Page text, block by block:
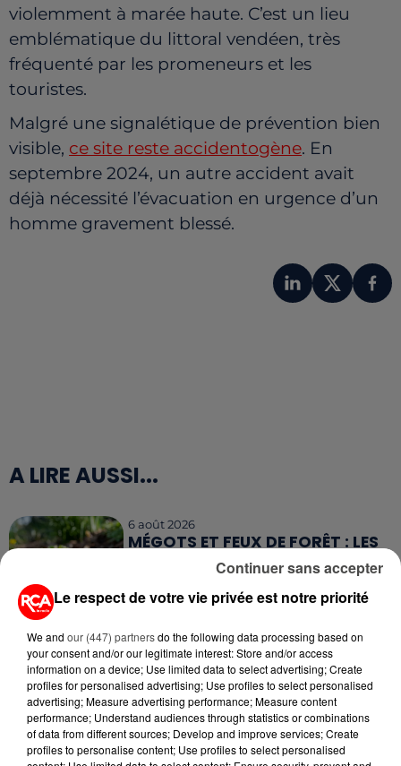
violemment à marée haute. C’est un lieu
emblématique du littoral vendéen, très
fréquenté par les promeneurs et les
touristes.
Malgré une signalétique de prévention bien
visible, ce site reste accidentogène. En
septembre 2024, un autre accident avait
déjà nécessité l’évacuation en urgence d’un
homme gravement blessé.
A LIRE AUSSI...
6 août 2026
MÉGOTS ET FEUX DE FORÊT : LES
INDUSTRIELS DU TABAC BIENTÔT
CANICULE : POURQUOI LES
BOUTEILLES D'EAU
DISPARAISSENT DES RAYONS...
5 août 2026
MANGER SAINEMENT COÛTE 25 %
PLUS CHER QU'IL Y A CINQ ANS,
Le respect de votre vie privée est notre priorité
We and our (447) partnersdo the following data processing based on
your consent and/or our legitimate interest: Store and/or access
information on a device; Use limited data to select advertising; Create
profiles for personalised advertising; Use profiles to select personalised
advertising; Measure advertising performance; Measure content
performance; Understand audiences through statistics or combinations
of data from different sources; Develop and improve services; Create
profiles to personalise content; Use profiles to select personalised
Continuer sans accepter